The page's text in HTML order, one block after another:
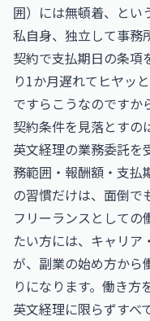
囲）には無頓着、とい
私自身、独立して事務
契約で支払期日の条項
り1か月遅れてヒヤッ
ですらこうなのですか
契約条件を見落とすの
英文経理の業務委託を
務範囲・報酬額・支払
の習慣だけは、面倒で
フリーランスとしての
たい方には、 キャリア
が、副業の始め方から
りになります。働き方
英文経理に限らずすべ